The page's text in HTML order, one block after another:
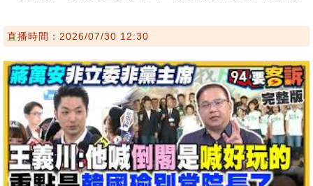
直播時間：2026/07/30 12:30